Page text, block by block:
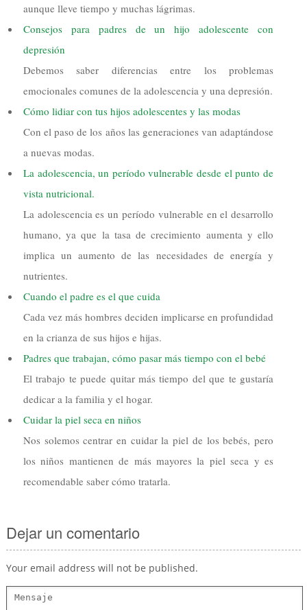
aunque lleve tiempo y muchas lágrimas.
Consejos para padres de un hijo adolescente con
depresión
Debemos saber diferencias entre los problemas
emocionales comunes de la adolescencia y una depresión.
Cómo lidiar con tus hijos adolescentes y las modas
Con el paso de los años las generaciones van adaptándose
a nuevas modas.
La adolescencia, un período vulnerable desde el punto de
vista nutricional.
La adolescencia es un período vulnerable en el desarrollo
humano, ya que la tasa de crecimiento aumenta y ello
implica un aumento de las necesidades de energía y
nutrientes.
Cuando el padre es el que cuida
Cada vez más hombres deciden implicarse en profundidad
en la crianza de sus hijos e hijas.
Padres que trabajan, cómo pasar más tiempo con el bebé
El trabajo te puede quitar más tiempo del que te gustaría
dedicar a la familia y el hogar.
Cuidar la piel seca en niños
Nos solemos centrar en cuidar la piel de los bebés, pero
los niños mantienen de más mayores la piel seca y es
recomendable saber cómo tratarla.
Dejar un comentario
Your email address will not be published.